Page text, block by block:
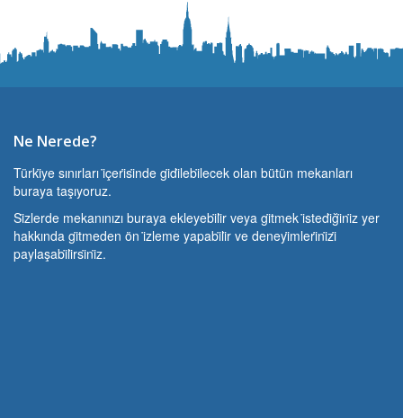
Ne Nerede?
Türki̇ye sınırları i̇çeri̇si̇nde gi̇di̇lebi̇lecek olan bütün mekanları
buraya taşıyoruz.
Si̇zlerde mekanınızı buraya ekleyebi̇li̇r veya gi̇tmek i̇stedi̇ği̇ni̇z yer
hakkında gi̇tmeden ön i̇zleme yapabi̇li̇r ve deneyi̇mleri̇ni̇zi̇
paylaşabi̇li̇rsi̇ni̇z.